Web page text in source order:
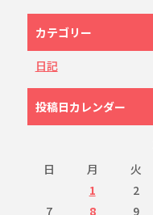
カテゴリー
日記
投稿日カレンダー
日
月 火
1
2
7
8 9